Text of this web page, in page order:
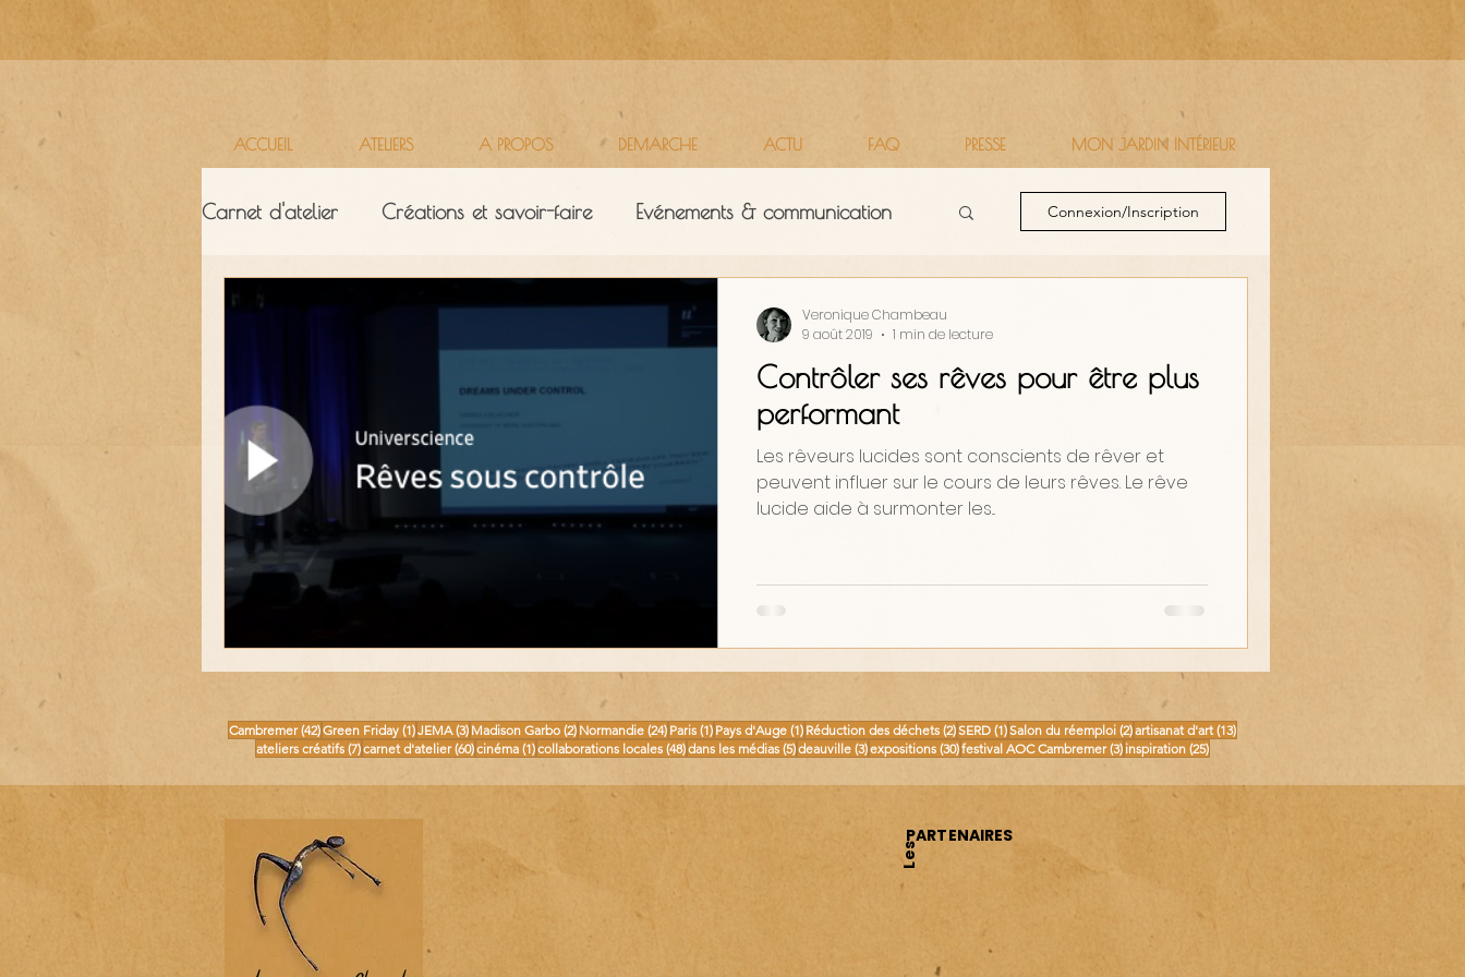
ACCUEIL ATELIERS A PROPOS DEMARCHE ACTU FAQ PRESSE MON JARDIN INTÉRIEUR
Carnet d'atelier Créations et savoir-faire Evénements & communication
Ressources & ambiance
Connexion/Inscription
Contrôler ses rêves pour être plus
performant
Les rêveurs lucides sont conscients de rêver et
peuvent influer sur le cours de leurs rêves. Le rêve
lucide aide à surmonter les...
Veronique Chambeau
9 août 2019
1 min de lecture
Cambremer (42)42 posts
Green Friday (1)1 post
JEMA (3)3 posts
Madison Garbo (2)2 posts
Normandie (24)24 posts
Paris (1)1 post
Pays d'Auge (1)1 post
Réduction des déchets (2)2 posts
SERD (1)1 post
Salon du réemploi (2)2 posts
artisanat d'art (13)13 posts
ateliers créatifs (7)7 posts
carnet d'atelier (60)60 posts
cinéma (1)1 post
collaborations locales (48)48 posts
dans les médias (5)5 posts
deauville (3)3 posts
expositions (30)30 posts
festival AOC Cambremer (3)3 posts
inspiration (25)25 posts
Les
PARTENAIRES